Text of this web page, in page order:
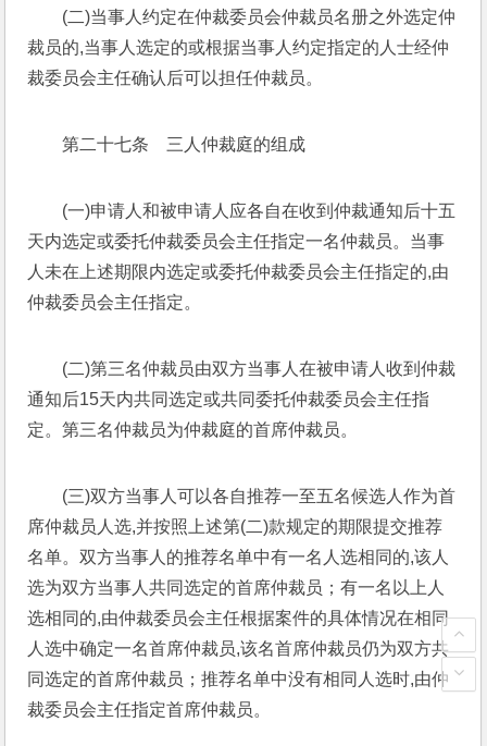
(二)当事人约定在仲裁委员会仲裁员名册之外选定仲
裁员的,当事人选定的或根据当事人约定指定的人士经仲
裁委员会主任确认后可以担任仲裁员。
第二十七条　三人仲裁庭的组成
(一)申请人和被申请人应各自在收到仲裁通知后十五
天内选定或委托仲裁委员会主任指定一名仲裁员。当事
人未在上述期限内选定或委托仲裁委员会主任指定的,由
仲裁委员会主任指定。
(二)第三名仲裁员由双方当事人在被申请人收到仲裁
通知后15天内共同选定或共同委托仲裁委员会主任指
定。第三名仲裁员为仲裁庭的首席仲裁员。
(三)双方当事人可以各自推荐一至五名候选人作为首
席仲裁员人选,并按照上述第(二)款规定的期限提交推荐
名单。双方当事人的推荐名单中有一名人选相同的,该人
选为双方当事人共同选定的首席仲裁员；有一名以上人
选相同的,由仲裁委员会主任根据案件的具体情况在相同
人选中确定一名首席仲裁员,该名首席仲裁员仍为双方共
同选定的首席仲裁员；推荐名单中没有相同人选时,由仲
裁委员会主任指定首席仲裁员。